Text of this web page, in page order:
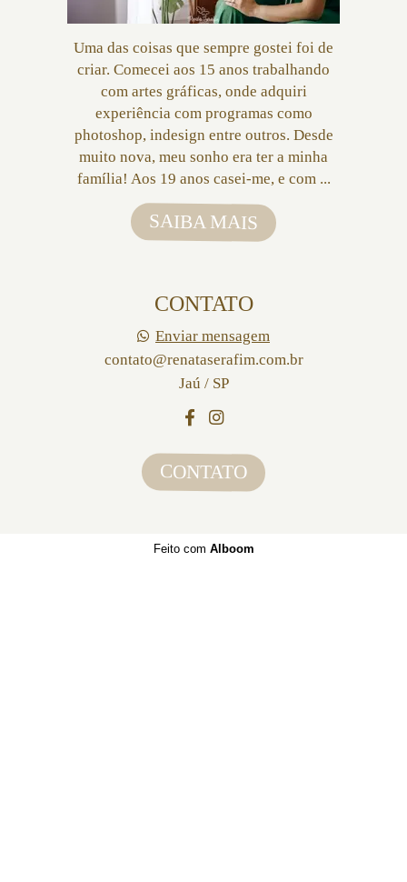
Uma das coisas que sempre gostei foi de
criar. Comecei aos 15 anos trabalhando
com artes gráficas, onde adquiri
experiência com programas como
photoshop, indesign entre outros. Desde
muito nova, meu sonho era ter a minha
família! Aos 19 anos casei-me, e com ...
SAIBA MAIS
CONTATO
Enviar mensagem
contato@renataserafim.com.br
Jaú / SP
CONTATO
Feito com Alboom